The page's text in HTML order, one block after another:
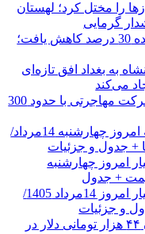
را مختل کرد؛ لهستان
گرمایی
قیمت گوسفند زنده 30 درصد کاهش یافت؛
به بغداد افق تازه‌ای
می‌کند
کلاهبرداری یک شرکت مهاجرتی با حدود 300
قیمت طلا و سکه امروز چهارشنبه 14مرداد/
جدول و جزئیات
طلای 18عیار امروز چهارشنبه
قیمت طلای 18عیار امروز 14مرداد 1405/
و جزئیات
پشت پرده نوسان ۴۴ هزار تومانی دلار در